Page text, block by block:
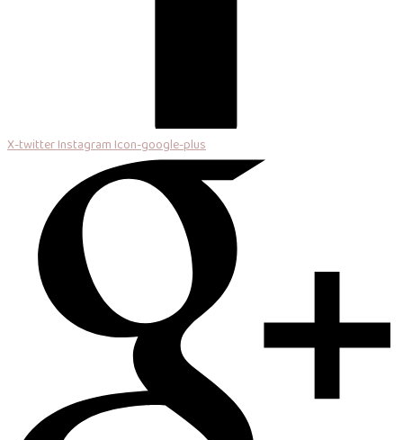
X-twitterInstagramIcon-google-plus